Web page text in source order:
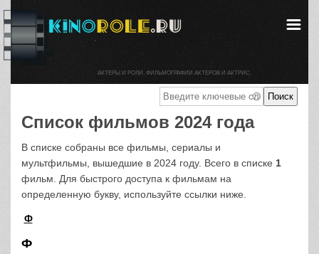
Список фильмов 2024 года
В списке собраны все фильмы, сериалы и
мультфильмы, вышедшие в 2024 году. Всего в списке 1
фильм. Для быстрого доступа к фильмам на
определенную букву, используйте ссылки ниже.
Ф
Ф
АКТЕРЫ И РОЛИ. ФИЛЬМОГРАФИИ АКТЕРОВ И АКТРИС.